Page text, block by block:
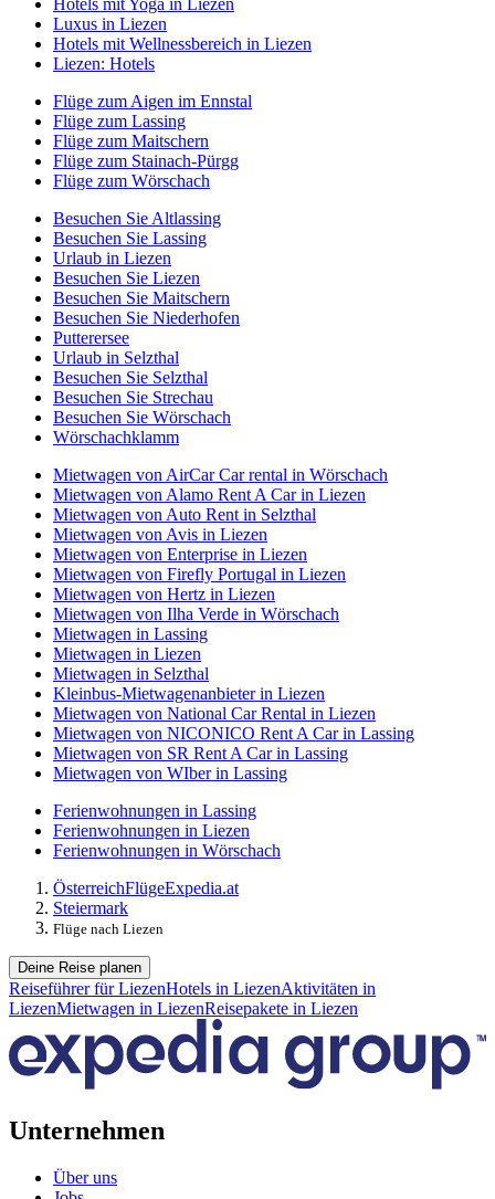
Hotels mit Yoga in Liezen
Luxus in Liezen
Hotels mit Wellnessbereich in Liezen
Liezen: Hotels
Flüge zum Aigen im Ennstal
Flüge zum Lassing
Flüge zum Maitschern
Flüge zum Stainach-Pürgg
Flüge zum Wörschach
Besuchen Sie Altlassing
Besuchen Sie Lassing
Urlaub in Liezen
Besuchen Sie Liezen
Besuchen Sie Maitschern
Besuchen Sie Niederhofen
Putterersee
Urlaub in Selzthal
Besuchen Sie Selzthal
Besuchen Sie Strechau
Besuchen Sie Wörschach
Wörschachklamm
Mietwagen von AirCar Car rental in Wörschach
Mietwagen von Alamo Rent A Car in Liezen
Mietwagen von Auto Rent in Selzthal
Mietwagen von Avis in Liezen
Mietwagen von Enterprise in Liezen
Mietwagen von Firefly Portugal in Liezen
Mietwagen von Hertz in Liezen
Mietwagen von Ilha Verde in Wörschach
Mietwagen in Lassing
Mietwagen in Liezen
Mietwagen in Selzthal
Kleinbus-Mietwagenanbieter in Liezen
Mietwagen von National Car Rental in Liezen
Mietwagen von NICONICO Rent A Car in Lassing
Mietwagen von SR Rent A Car in Lassing
Mietwagen von WIber in Lassing
Ferienwohnungen in Lassing
Ferienwohnungen in Liezen
Ferienwohnungen in Wörschach
ÖsterreichFlügeExpedia.at
Steiermark
Flüge nach Liezen
Deine Reise planen
Reiseführer für LiezenHotels in LiezenAktivitäten in
LiezenMietwagen in LiezenReisepakete in Liezen
Unternehmen
Über uns